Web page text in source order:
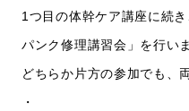
1つ目の体幹ケア講座に続
パンク修理講習会」を行い
どちらか片方の参加でも、
・